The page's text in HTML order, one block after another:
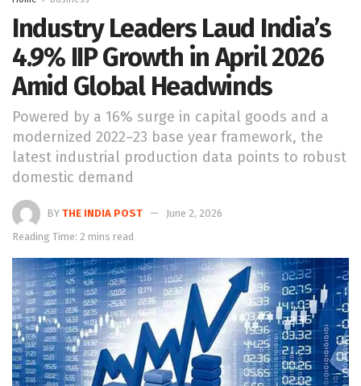
Industry Leaders Laud India’s
4.9% IIP Growth in April 2026
Amid Global Headwinds
Powered by a 16% surge in capital goods and a
modernized 2022–23 base year framework, the
latest industrial production data points to robust
domestic demand
BY THE INDIA POST
June 2, 2026
Reading Time: 2 mins read